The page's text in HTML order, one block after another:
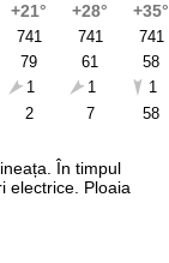
+21°
741
79
1
2
+28°
741
61
1
7
+35°
741
58
1
58
În timpul
electrice. Ploaia